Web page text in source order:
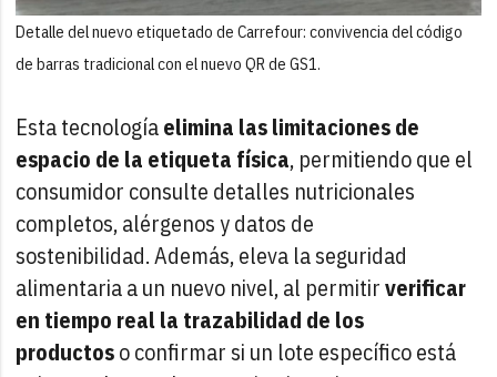
Detalle del nuevo etiquetado de Carrefour: convivencia del código
de barras tradicional con el nuevo QR de GS1.
Esta tecnologíaelimina las limitaciones de
espacio de la etiqueta física, permitiendo que el
consumidor consulte detalles nutricionales
completos, alérgenos y datos de
sostenibilidad. Además, eleva la seguridad
alimentaria a un nuevo nivel, al permitirverificar
en tiempo real la trazabilidad de los
productoso confirmar si un lote específico está